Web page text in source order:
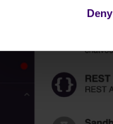
Deny